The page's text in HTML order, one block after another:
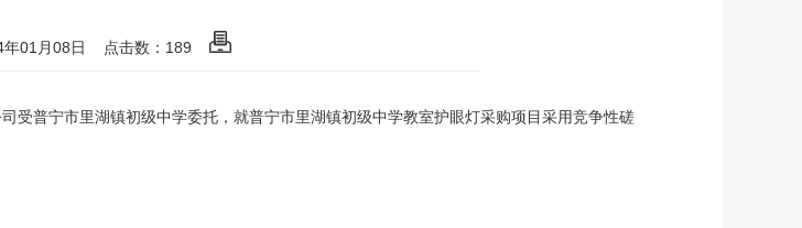
01月08日 点击数： 189
受普宁市里湖镇初级中学委托，就普宁市里湖镇初级中学教室护眼灯采购项目 采用竞争性磋